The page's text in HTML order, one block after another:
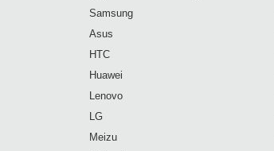
Samsung
Asus
HTC
Huawei
Lenovo
LG
Meizu